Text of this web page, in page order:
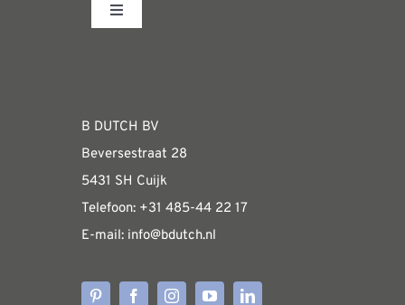
Toggle
WEBSHOP
Algemene informatie &
Verzendkosten
Levertijden
B DUTCH BV
Beversestraat 28
5431 SH Cuijk
Telefoon: +31 485-44 22 17
E-mail: info@bdutch.nl